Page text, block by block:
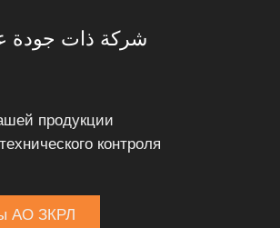
شركة ذات جودة
продукции
контроля
АО ЗКРЛ